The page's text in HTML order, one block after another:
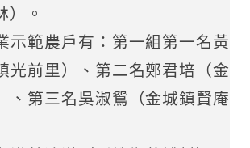
）。
示範農戶有：第一組第一名黃
光前里）、第二名鄭君培（金
、第三名吳淑鴛（金城鎮賢庵